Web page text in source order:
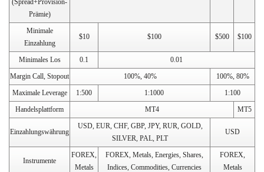
(Spread+Provision-
Prämie)
Minimale
Einzahlung
$10 $100 $500 $100
Minimales Los 0.1
0.01
Margin Call, Stopout
100%, 40%
100%, 80%
Maximale Leverage
1:500 1:1000
1:100
Handelsplattform
MT4 MT5
Einzahlungswährung
USD, EUR, CHF, GBP, JPY, RUR, GOLD,
SILVER, PAL, PLT
USD
Instrumente
FOREX,
Metals
FOREX, Metals, Energies, Shares,
Indices, Commodities, Currencies
FOREX,
Metals